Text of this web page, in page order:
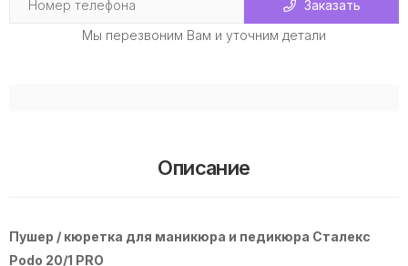
Заказать
Мы перезвоним Вам и уточним детали
Описание
Пушер / кюретка для маникюра и педикюра Сталекс
Podo 20/1 PRO